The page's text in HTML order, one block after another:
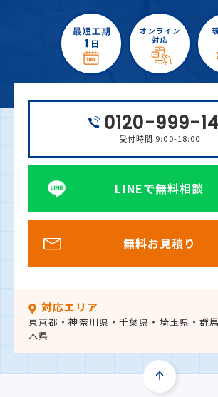
0120-999-
受付時間 9:00-18:00
LINEで無料相談
無料お見積り
対応エリア
東京都・神奈川県・千葉県・埼玉県・群
木県